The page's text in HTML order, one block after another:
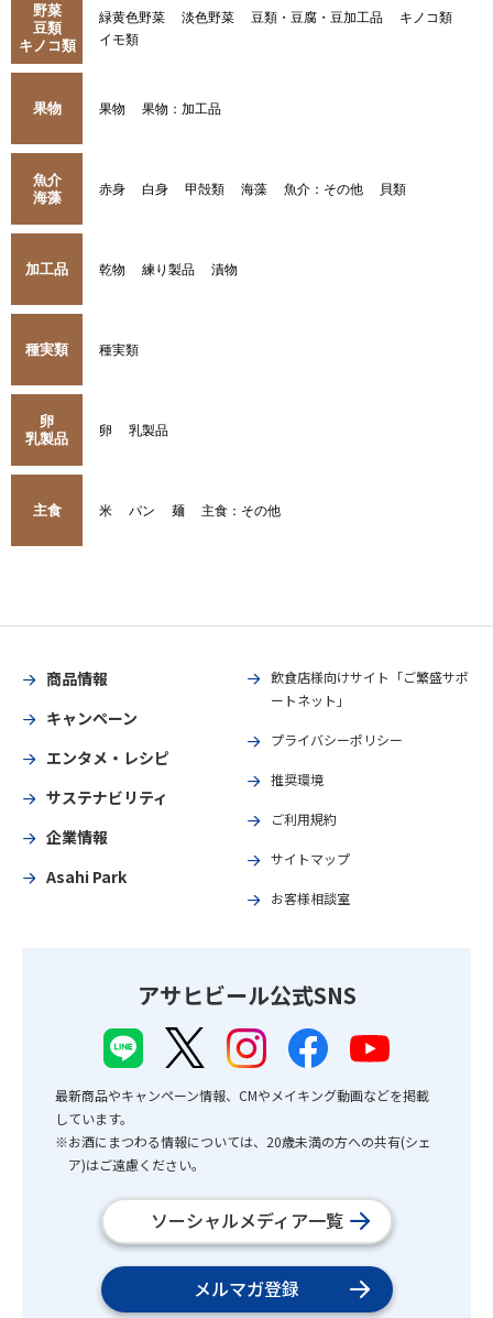
野菜
豆類
キノコ類
緑黄色野菜 淡色野菜 豆類・豆腐・豆加工品
キノコ類
イモ類
果物 果物 果物：加工品
魚介
海藻
赤身 白身 甲殻類 海藻 魚介：その他 貝類
加工品 乾物 練り製品 漬物
種実類 種実類
卵
乳製品
卵 乳製品
主食 米 パン 麺 主食：その他
商品情報
キャンペーン
エンタメ・レシピ
サステナビリティ
企業情報
Asahi Park
飲食店様向けサイト「ご繁盛サポ
ートネット」
プライバシーポリシー
推奨環境
ご利用規約
サイトマップ
お客様相談室
アサヒビール公式SNS
最新商品やキャンペーン情報、CMやメイキング動画などを掲載
しています。
※お酒にまつわる情報については、20歳未満の方への共有(シェ
ア)はご遠慮ください。
ソーシャルメディア一覧
メルマガ登録